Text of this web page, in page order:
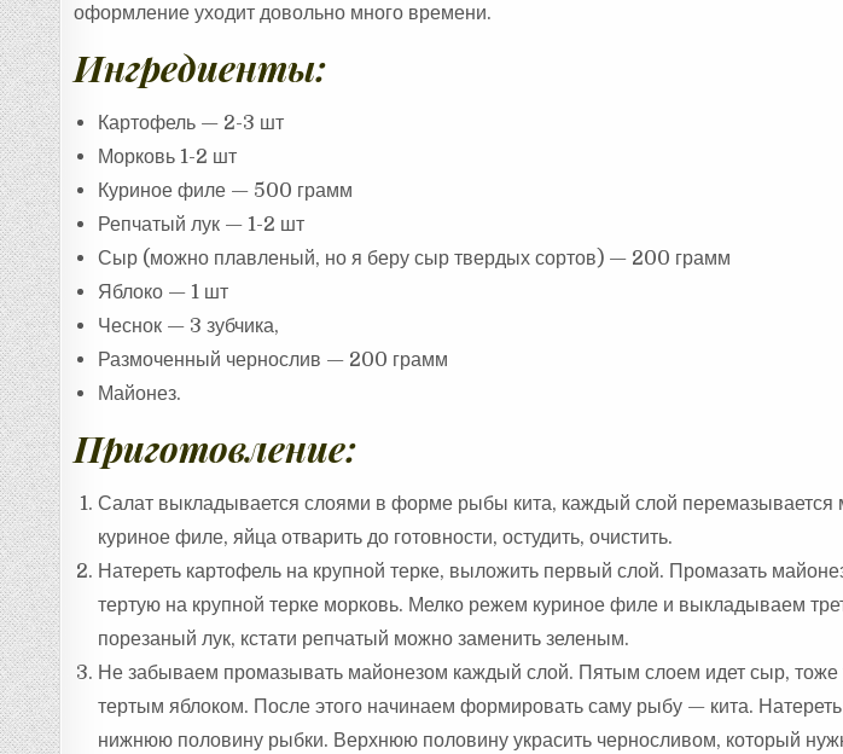
оформление уходит довольно много времени.
Ингредиенты:
Картофель — 2-3 шт
Морковь 1-2 шт
Куриное филе — 500 грамм
Репчатый лук — 1-2 шт
Сыр (можно плавленый, но я беру сыр твердых сортов) — 200 грамм
Яблоко — 1 шт
Чеснок — 3 зубчика,
Размоченный чернослив — 200 грамм
Майонез.
Приготовление:
Салат выкладывается слоями в форме рыбы кита, каждый слой перемазывается
куриное филе, яйца отварить до готовности, остудить, очистить.
Натереть картофель на крупной терке, выложить первый слой. Промазать
тертую на крупной терке морковь. Мелко режем куриное филе и выкладываем
порезаный лук, кстати репчатый можно заменить зеленым.
Не забываем промазывать майонезом каждый слой. Пятым слоем идет сыр,
тертым яблоком. После этого начинаем формировать саму рыбу — кита. Натереть
нижнюю половину рыбки. Верхнюю половину украсить черносливом, который